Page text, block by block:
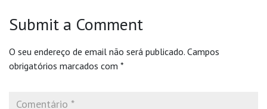
Submit a Comment
O seu endereço de email não será publicado. Campos
obrigatórios marcados com *